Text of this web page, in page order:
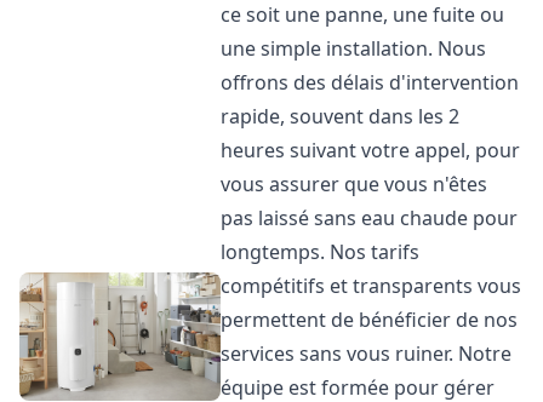
ce soit une panne, une fuite ou
une simple installation. Nous
offrons des délais d'intervention
rapide, souvent dans les 2
heures suivant votre appel, pour
vous assurer que vous n'êtes
pas laissé sans eau chaude pour
longtemps. Nos tarifs
compétitifs et transparents vous
permettent de bénéficier de nos
services sans vous ruiner. Notre
équipe est formée pour gérer